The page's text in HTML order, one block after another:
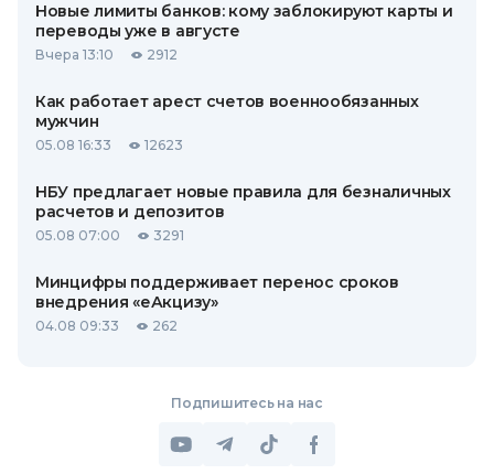
Новые лимиты банков: кому заблокируют карты и
переводы уже в августе
Вчера 13:10 2912
Как работает арест счетов военнообязанных
мужчин
05.08 16:33 12623
НБУ предлагает новые правила для безналичных
расчетов и депозитов
05.08 07:00 3291
Минцифры поддерживает перенос сроков
внедрения «еАкцизу»
04.08 09:33 262
Подпишитесь на нас